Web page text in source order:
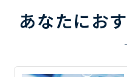
あなたにお